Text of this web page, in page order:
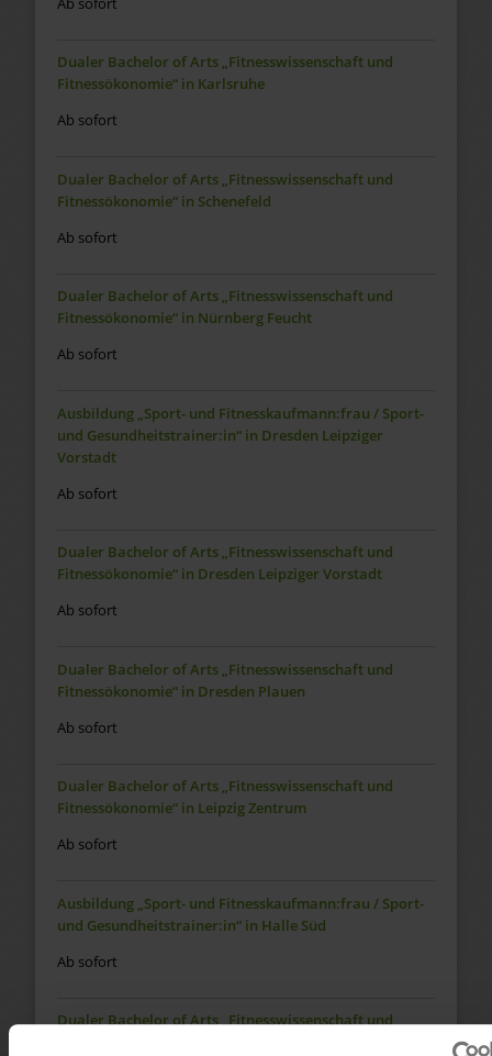
Dualer Bachelor of Arts „Fitnesswissenschaft und
Fitnessökonomie“ in Karlsruhe
Ab sofort
Dualer Bachelor of Arts „Fitnesswissenschaft und
Fitnessökonomie“ in Schenefeld
Ab sofort
Dualer Bachelor of Arts „Fitnesswissenschaft und
Fitnessökonomie“ in Nürnberg Feucht
Ab sofort
Ausbildung „Sport- und Fitnesskaufmann:frau / Sport-
und Gesundheitstrainer:in“ in Dresden Leipziger
Vorstadt
Ab sofort
Dualer Bachelor of Arts „Fitnesswissenschaft und
Fitnessökonomie“ in Dresden Leipziger Vorstadt
Ab sofort
Dualer Bachelor of Arts „Fitnesswissenschaft und
Fitnessökonomie“ in Dresden Plauen
Ab sofort
Dualer Bachelor of Arts „Fitnesswissenschaft und
Fitnessökonomie“ in Leipzig Zentrum
Ab sofort
Ausbildung „Sport- und Fitnesskaufmann:frau / Sport-
und Gesundheitstrainer:in“ in Halle Süd
Ab sofort
Dualer Bachelor of Arts „Fitnesswissenschaft und